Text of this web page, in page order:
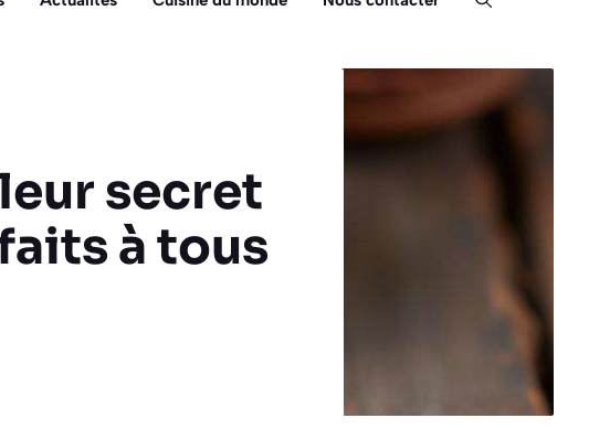
secret
à tous